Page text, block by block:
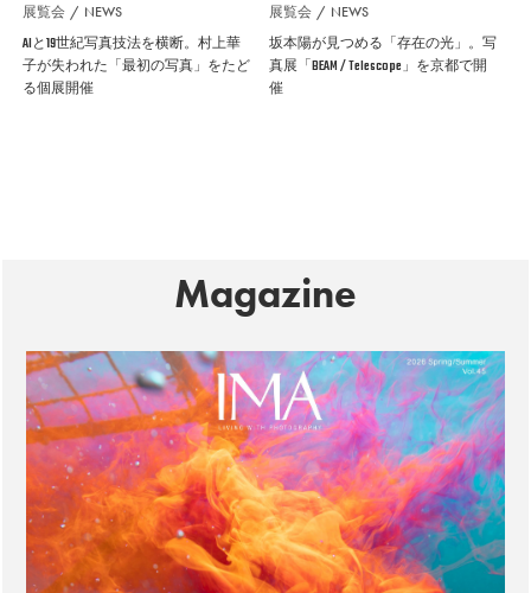
展覧会 NEWS
AIと19世紀写真技法を横断。村上華
子が失われた「最初の写真」をたど
る個展開催
展覧会 NEWS
坂本陽が見つめる「存在の光」。写
真展「BEAM / Telescope」を京都で開
催
Magazine